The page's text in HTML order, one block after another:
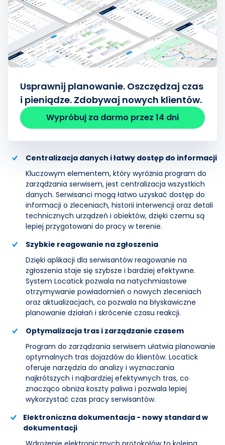
Usprawnij planowanie. Oszczędzaj czas
i pieniądze. Zdobywaj nowych klientów.
Wypróbuj za darmo przez 14 dni
Centralizacja danych i łatwy dostęp do informacji
Kluczowym elementem, który wyróżnia program do
zarządzania serwisem, jest centralizacja wszystkich
danych. Serwisanci mogą łatwo uzyskać dostęp do
informacji o zleceniach, historii interwencji oraz detali
technicznych urządzeń i obiektów, dzięki czemu są
lepiej przygotowani do pracy w terenie.
Szybkie reagowanie na zgłoszenia
Dzięki aplikacji dla serwisantów reagowanie na
zgłoszenia staje się szybsze i bardziej efektywne.
System Locatick pozwala na natychmiastowe
otrzymywanie powiadomień o nowych zleceniach
oraz aktualizacjach, co pozwala na błyskawiczne
planowanie działań i skrócenie czasu reakcji.
Optymalizacja tras i zarządzanie czasem
Program do zarządzania serwisem ułatwia planowanie
optymalnych tras dojazdów do klientów. Locatick
oferuje narzędzia do analizy i wyznaczania
najkrótszych i najbardziej efektywnych tras, co
znacząco obniża koszty paliwa i pozwala lepiej
wykorzystać czas pracy serwisantów.
Elektroniczna dokumentacja - nowy standard w
dokumentacji